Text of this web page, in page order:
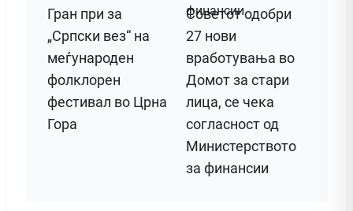
Гран при за
„Српски вез“ на
меѓународен
фолклорен
фестивал во Црна
Гора
Советот одобри
27 нови
вработувања во
Домот за стари
лица, се чека
согласност од
Министерството
за финансии